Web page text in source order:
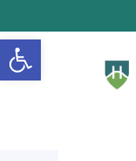
Ouvrir la barre d’outils